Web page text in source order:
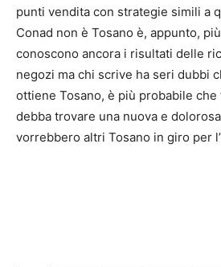
punti vendita con strategie simili a
Conad non è Tosano è, appunto,
conoscono ancora i risultati delle
negozi ma chi scrive ha seri dubbi
ottiene Tosano, è più probabile che
debba trovare una nuova e
vorrebbero altri Tosano in giro per